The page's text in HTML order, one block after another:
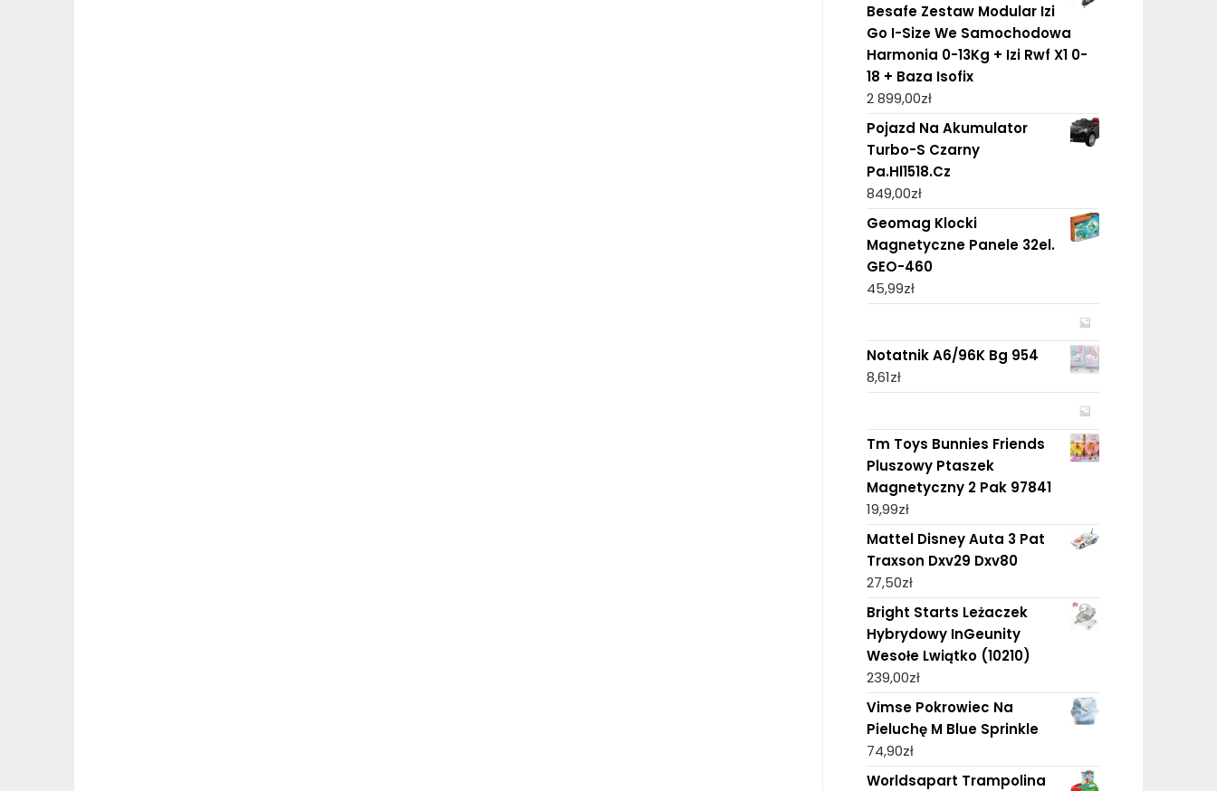
Besafe Zestaw Modular Izi
Go I-Size We Samochodowa
Harmonia 0-13Kg + Izi Rwf X1 0-
18 + Baza Isofix
2 899,00zł
Pojazd Na Akumulator
Turbo-S Czarny
Pa.Hl1518.Cz
849,00zł
Geomag Klocki
Magnetyczne Panele 32el.
GEO-460
45,99zł
Notatnik A6/96K Bg 954
8,61zł
Tm Toys Bunnies Friends
Pluszowy Ptaszek
Magnetyczny 2 Pak 97841
19,99zł
Mattel Disney Auta 3 Pat
Traxson Dxv29 Dxv80
27,50zł
Bright Starts Leżaczek
Hybrydowy InGeunity
Wesołe Lwiątko (10210)
239,00zł
Vimse Pokrowiec Na
Pieluchę M Blue Sprinkle
74,90zł
Worldsapart Trampolina